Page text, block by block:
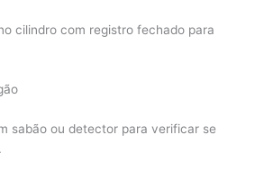
cilindro com registro fechado para
sabão ou detector para verificar se